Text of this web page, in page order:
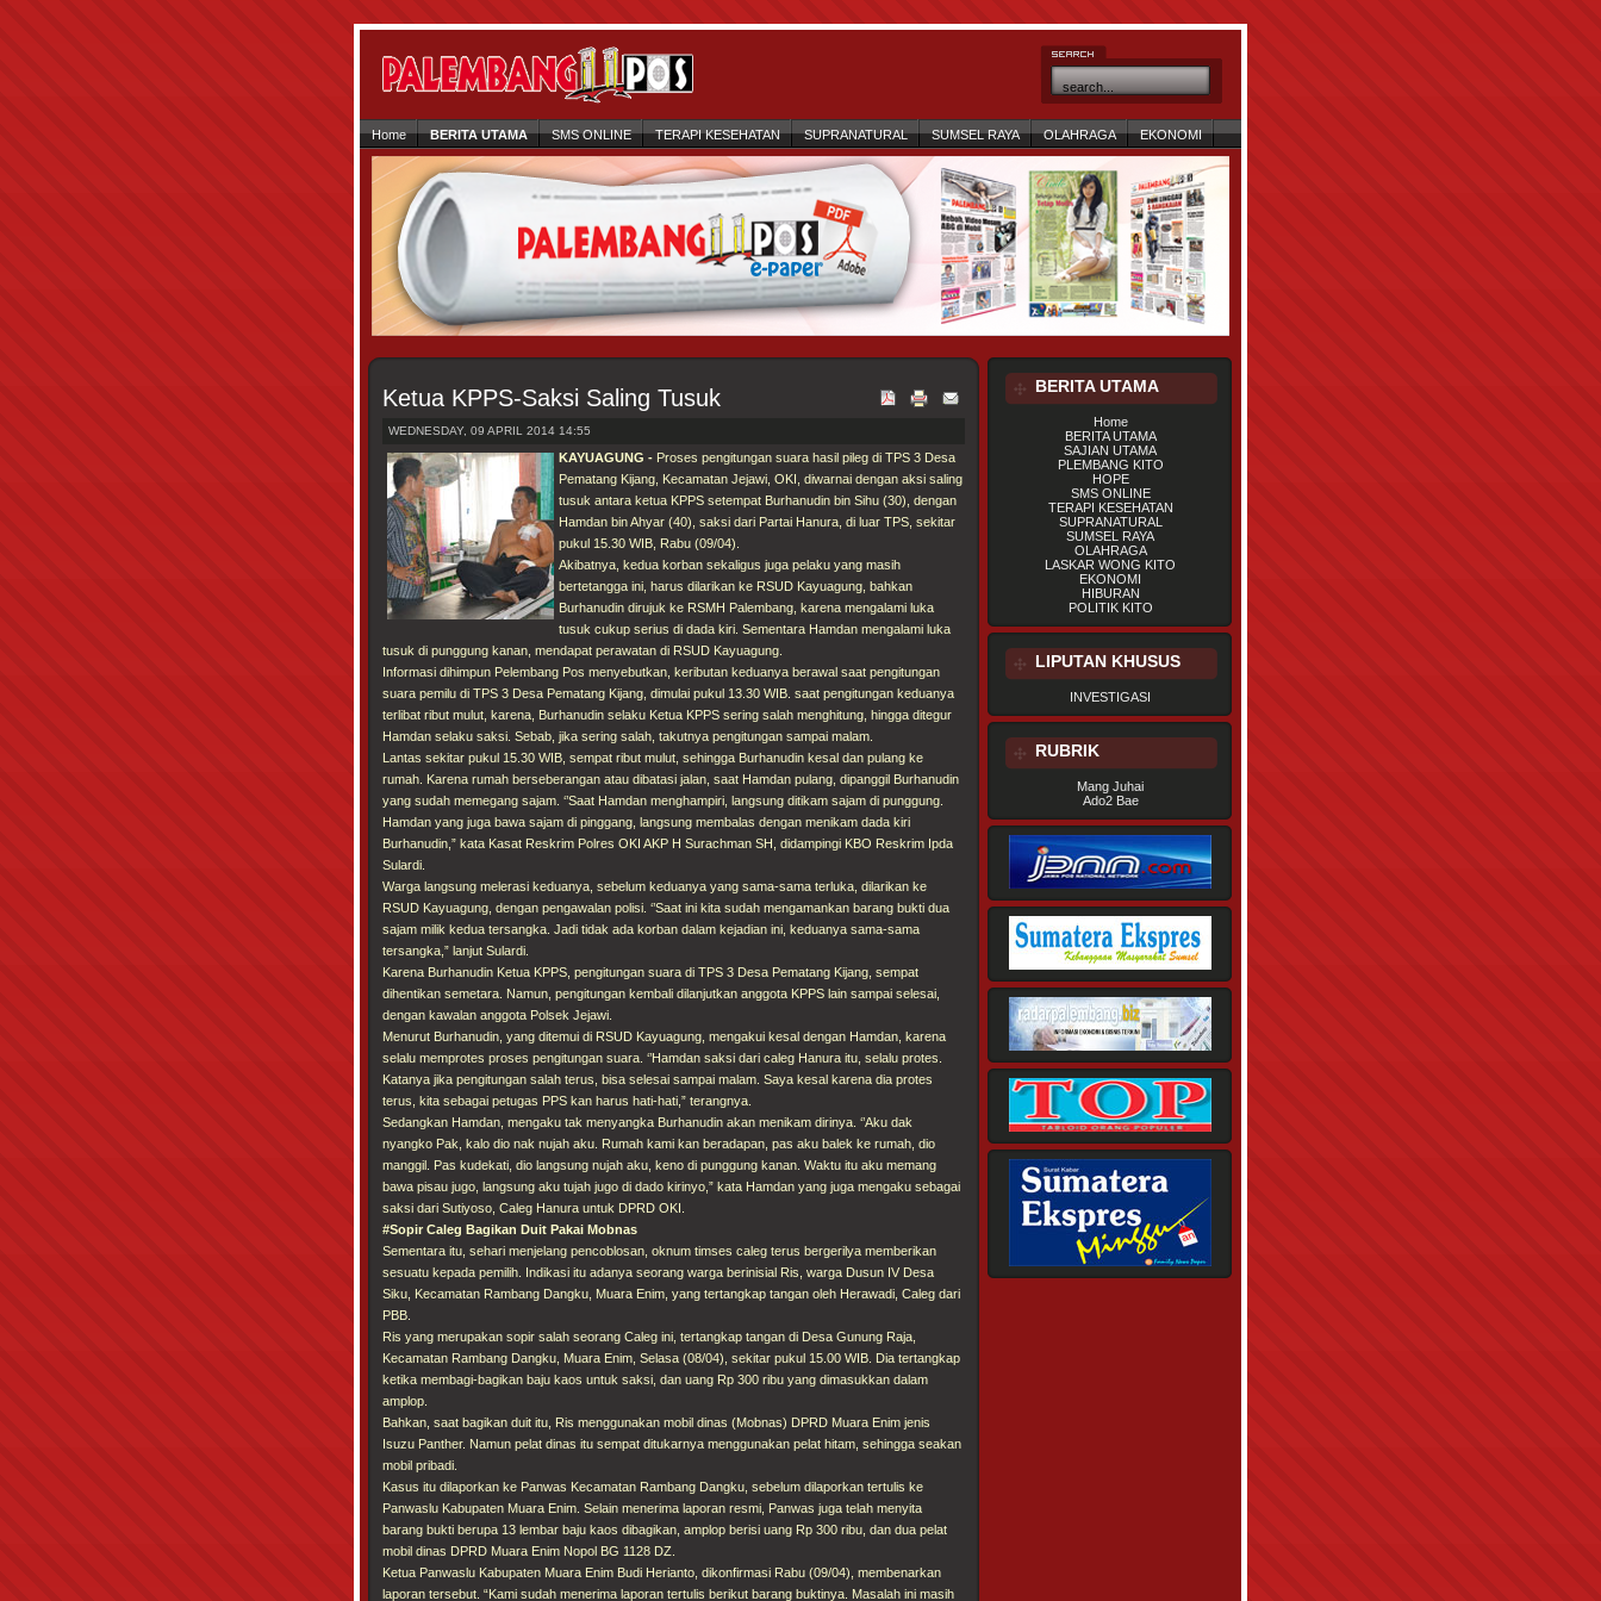
Home BERITA UTAMA SMS ONLINE TERAPI KESEHATAN SUPRANATURAL SUMSEL RAYA OLAHRAGA EKONOMI
BERITA UTAMA
Home
BERITA UTAMA
SAJIAN UTAMA
PLEMBANG KITO
HOPE
SMS ONLINE
TERAPI KESEHATAN
SUPRANATURAL
SUMSEL RAYA
OLAHRAGA
LASKAR WONG KITO
EKONOMI
HIBURAN
POLITIK KITO
LIPUTAN KHUSUS
INVESTIGASI
RUBRIK
Mang Juhai
Ado2 Bae
Ketua KPPS-Saksi Saling Tusuk
WEDNESDAY, 09 APRIL 2014 14:55
KAYUAGUNG - Proses pengitungan suara hasil pileg di TPS 3 Desa
Pematang Kijang, Kecamatan Jejawi, OKI, diwarnai dengan aksi saling
tusuk antara ketua KPPS setempat Burhanudin bin Sihu (30), dengan
Hamdan bin Ahyar (40), saksi dari Partai Hanura, di luar TPS, sekitar
pukul 15.30 WIB, Rabu (09/04).
Akibatnya, kedua korban sekaligus juga pelaku yang masih
bertetangga ini, harus dilarikan ke RSUD Kayuagung, bahkan
Burhanudin dirujuk ke RSMH Palembang, karena mengalami luka
tusuk cukup serius di dada kiri. Sementara Hamdan mengalami luka
tusuk di punggung kanan, mendapat perawatan di RSUD Kayuagung.
Informasi dihimpun Pelembang Pos menyebutkan, keributan keduanya berawal saat pengitungan
suara pemilu di TPS 3 Desa Pematang Kijang, dimulai pukul 13.30 WIB. saat pengitungan keduanya
terlibat ribut mulut, karena, Burhanudin selaku Ketua KPPS sering salah menghitung, hingga ditegur
Hamdan selaku saksi. Sebab, jika sering salah, takutnya pengitungan sampai malam.
Lantas sekitar pukul 15.30 WIB, sempat ribut mulut, sehingga Burhanudin kesal dan pulang ke
rumah. Karena rumah berseberangan atau dibatasi jalan, saat Hamdan pulang, dipanggil Burhanudin
yang sudah memegang sajam. ‘’Saat Hamdan menghampiri, langsung ditikam sajam di punggung.
Hamdan yang juga bawa sajam di pinggang, langsung membalas dengan menikam dada kiri
Burhanudin,” kata Kasat Reskrim Polres OKI AKP H Surachman SH, didampingi KBO Reskrim Ipda
Sulardi.
Warga langsung melerasi keduanya, sebelum keduanya yang sama-sama terluka, dilarikan ke
RSUD Kayuagung, dengan pengawalan polisi. ‘’Saat ini kita sudah mengamankan barang bukti dua
sajam milik kedua tersangka. Jadi tidak ada korban dalam kejadian ini, keduanya sama-sama
tersangka,” lanjut Sulardi.
Karena Burhanudin Ketua KPPS, pengitungan suara di TPS 3 Desa Pematang Kijang, sempat
dihentikan semetara. Namun, pengitungan kembali dilanjutkan anggota KPPS lain sampai selesai,
dengan kawalan anggota Polsek Jejawi.
Menurut Burhanudin, yang ditemui di RSUD Kayuagung, mengakui kesal dengan Hamdan, karena
selalu memprotes proses pengitungan suara. ‘’Hamdan saksi dari caleg Hanura itu, selalu protes.
Katanya jika pengitungan salah terus, bisa selesai sampai malam. Saya kesal karena dia protes
terus, kita sebagai petugas PPS kan harus hati-hati,” terangnya.
Sedangkan Hamdan, mengaku tak menyangka Burhanudin akan menikam dirinya. ‘’Aku dak
nyangko Pak, kalo dio nak nujah aku. Rumah kami kan beradapan, pas aku balek ke rumah, dio
manggil. Pas kudekati, dio langsung nujah aku, keno di punggung kanan. Waktu itu aku memang
bawa pisau jugo, langsung aku tujah jugo di dado kirinyo,” kata Hamdan yang juga mengaku sebagai
saksi dari Sutiyoso, Caleg Hanura untuk DPRD OKI.
#Sopir Caleg Bagikan Duit Pakai Mobnas
Sementara itu, sehari menjelang pencoblosan, oknum timses caleg terus bergerilya memberikan
sesuatu kepada pemilih. Indikasi itu adanya seorang warga berinisial Ris, warga Dusun IV Desa
Siku, Kecamatan Rambang Dangku, Muara Enim, yang tertangkap tangan oleh Herawadi, Caleg dari
PBB.
Ris yang merupakan sopir salah seorang Caleg ini, tertangkap tangan di Desa Gunung Raja,
Kecamatan Rambang Dangku, Muara Enim, Selasa (08/04), sekitar pukul 15.00 WIB. Dia tertangkap
ketika membagi-bagikan baju kaos untuk saksi, dan uang Rp 300 ribu yang dimasukkan dalam
amplop.
Bahkan, saat bagikan duit itu, Ris menggunakan mobil dinas (Mobnas) DPRD Muara Enim jenis
Isuzu Panther. Namun pelat dinas itu sempat ditukarnya menggunakan pelat hitam, sehingga seakan
mobil pribadi.
Kasus itu dilaporkan ke Panwas Kecamatan Rambang Dangku, sebelum dilaporkan tertulis ke
Panwaslu Kabupaten Muara Enim. Selain menerima laporan resmi, Panwas juga telah menyita
barang bukti berupa 13 lembar baju kaos dibagikan, amplop berisi uang Rp 300 ribu, dan dua pelat
mobil dinas DPRD Muara Enim Nopol BG 1128 DZ.
Ketua Panwaslu Kabupaten Muara Enim Budi Herianto, dikonfirmasi Rabu (09/04), membenarkan
laporan tersebut. “Kami sudah menerima laporan tertulis berikut barang buktinya. Masalah ini masih